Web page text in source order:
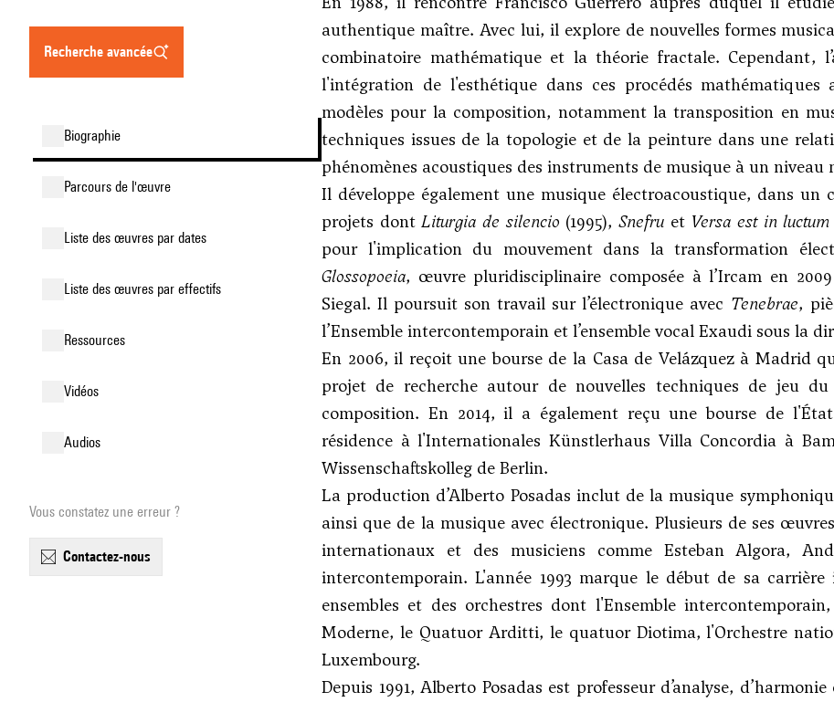
recherche avancée
biographie
parcours de l'œuvre
liste des œuvres par dates
liste des œuvres par effectifs
ressources
vidéos
audios
Vous constatez une erreur ?
contactez-nous
authentique maître. Avec lui, il explore de nouvelles formes
combinatoire mathématique et la théorie fractale. Cependant,
l'intégration de l'esthétique dans ces procédés
modèles pour la composition, notamment la transposition en
techniques issues de la topologie et de la peinture dans une
phénomènes acoustiques des instruments de musique à un niveau
Il développe également une musique électroacoustique, dans un
projets dontLiturgia de silencio (1995),Snefru et Versa est in luctum
pour l'implication du mouvement dans la transformation
Glossopoeia, œuvre pluridisciplinaire composée à l’Ircam en
Siegal. Il poursuit son travail sur l’électronique avec Tenebrae,
l’Ensemble intercontemporain et l’ensemble vocal Exaudi sous la
En 2006, il reçoit une bourse de la Casa de Velázquez à Madrid
projet de recherche autour de nouvelles techniques de jeu
composition. En 2014, il a également reçu une bourse de
résidence à l'Internationales Künstlerhaus Villa Concordia à
Wissenschaftskolleg de Berlin.
La production d’Alberto Posadas inclut de la musique
ainsi que de la musique avec électronique. Plusieurs de ses
internationaux et des musiciens comme Esteban Algora,
intercontemporain. L'année 1993 marque le début de sa
ensembles et des orchestres dont l'Ensemble
Moderne, le Quatuor Arditti, le quatuor Diotima, l'Orchestre
Luxembourg.
Depuis 1991, Alberto Posadas est professeur d’analyse,